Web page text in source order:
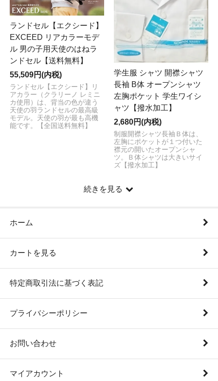
へのご返信等］のご対応は、
2022年8月23日(火)
時行わせていただきます。 お客様にはご不便をお掛けい
たしますが何卒ご理解いただけますようお願い申し上げ
ます。
2022/7/14
【休業日のお知らせ】
「制服おまかせ。」をご愛顧頂き誠にありがとうござい
ます。 誠に勝手ながら7月25日（月）、26日（火）
は、休業とさせていただきます。お客様にはご不便をお
掛けいたしますが何卒よろしくお願いいたします。
み中に頂戴しました［ご注文・お問合せ・商品発送］に
つきましては、休業日あけより順次対応させていただき
。ご対応にお日にちを頂戴し誠に申し訳ございませ
んが何卒よろしくお願いいたします。
【小学生制服ズボンBBB体 入荷のお知らせ】
BBB体ズボンですが、7月22日頃にメーカーに入荷され
る予定です。在庫がなくご購入いただけなかったお客様
にはご迷惑をおかけ致しました。 当店入荷後は、即日の
発送とさせていただきますので、ご入用の際はご注文の
ほど何卒よろしくお願い申し上げます。
2022/4/26
とうございます。誠に勝手ながら
4月29日(金)、5月3～5
日(木)までGW休業日とさせていただきます。お客様には
ご不便をお掛けいたしますが何卒ご理解のほどお願い申
せていただきます
。お時間を頂戴することとなり誠に申
し訳ございませんが何卒よろしくお願い申し上げます。
2022/3/14
ランドセル【エクシード】
EXCEED リアカラーモデ
ル 男の子用天使のはねラ
ンドセル【送料無料】
55,509円(内税)
ランドセル【エクシード】リ
アカラー（クラリーノ レミニ
カ使用）は、背当の色が違う
天使の羽ランドセルの最高級
モデル。天使の羽が最も高機
能です。【全国送料無料】
学生服 シャツ 開襟シャツ
長袖 B体 オープンシャツ
左胸ポケット 学生ワイシ
ャツ【撥水加工】
2,680円(内税)
制服開襟シャツ長袖Ｂ体は、
左胸にポケットが１つ付いた
襟元の開いたオープンシャ
ツ。Ｂ体シャツは大きいサイ
ズ【撥水加工】
続きを見る
ホーム
カートを見る
特定商取引法に基づく表記
プライバシーポリシー
お問い合わせ
マイアカウント